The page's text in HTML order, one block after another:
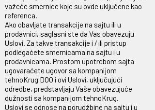
važeće smernice koje su ovde uključene kao
referenca.
Ako obavljate transakcije na sajtu ili u
prodavnici, saglasni ste da Vas obavezuju
Uslovi. Za takve transakcije i / ili pristup
podlegaćete smernicama na sajtu i u
prodavnicama. Prostom upotrebom sajta
ugovaraćete ugovor sa kompanijom
tehnoKrug DOO i ovi Uslovi, uključujući
odredbe, predstavljaju Vaše obavezujuće
dužnosti sa kompanijom tehnoKrug.
Uslovi se odnose na porudžbine na sajtu i u